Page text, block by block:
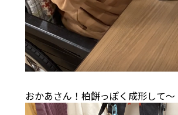
おかあさん！柏餅っぽく成形して～